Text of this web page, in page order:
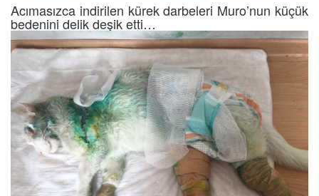
Acımasızca indirilen kürek darbeleri Muro’nun küçük
bedenini delik deşik etti…